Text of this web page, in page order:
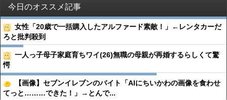
今日のオススメ記事
女性「20歳で一括購入したアルファード素敵！」←レンタカーだ
ろと批判殺到
一人っ子母子家庭育ちワイ(26)無職の母親が再婚するらしくて驚
愕
【画像】セブンイレブンのバイト「AIにちいかわの画像を食わせ
てっと………できた！」→とんで...